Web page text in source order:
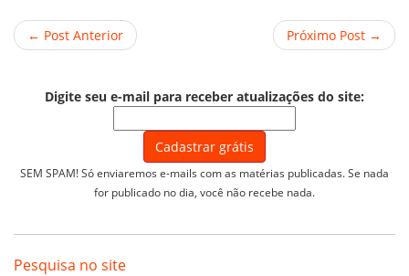
← Post Anterior Próximo Post →
Digite seu e-mail para receber atualizações do site:
SEM SPAM! Só enviaremos e-mails com as matérias publicadas. Se nada
for publicado no dia, você não recebe nada.
Pesquisa no site